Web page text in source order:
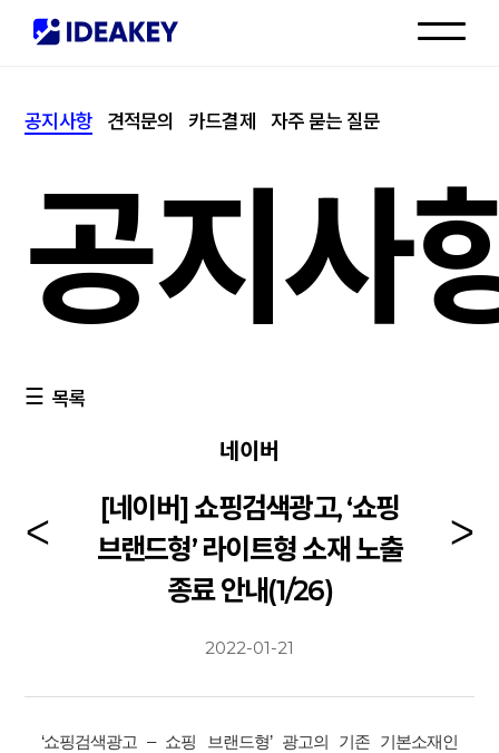
고객센터
공지사항 견적문의 카드결제 자주 묻는 질문
공지사
목록
네이버
[네이버] 쇼핑검색광고, ‘쇼핑
브랜드형’ 라이트형 소재 노출
종료 안내(1/26)
2022-01-21
‘쇼핑검색광고 – 쇼핑 브랜드형’ 광고의 기존 기본소재인